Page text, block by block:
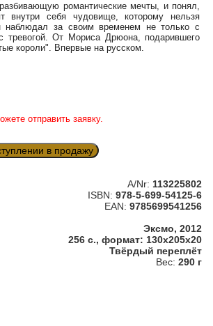
романтические мечты, и понял,
внутри себя чудовище, которому нельзя
за своим временем не только с
тревогой. От Мориса Дрюона, подарившего
короли". Впервые на русском.
отправить заявку.
в продажу
A/Nr: 113225802
ISBN: 978-5-699-54125-6
EAN: 9785699541256
Эксмо, 2012
256 с., формат: 130x205x20
Твёрдый переплёт
Вес: 290 г